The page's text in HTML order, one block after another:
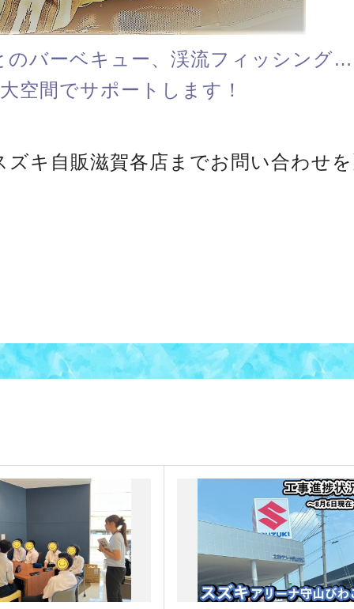
のバーベキュー、渓流フィッシング…
空間でサポートします！
キ自販滋賀各店までお問い合わせ